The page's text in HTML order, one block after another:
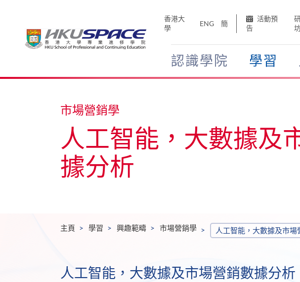
香港大
學
ENG 簡
活動預
告
認識學院 學習
Main
市場營銷學
人工智能，大數據及
據分析
主頁 學習 興趣範疇 市場營銷學 人工智能，大數據及市場
人工智能，大數據及市場營銷數據分析